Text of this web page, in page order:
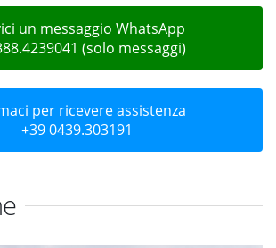
un messaggio WhatsApp
(solo messaggi)
per ricevere assistenza
+39 0439.303191